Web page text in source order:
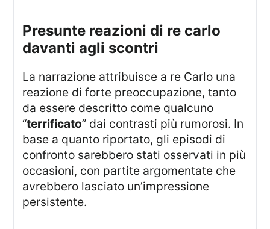
presunte reazioni di re carlo
davanti agli scontri
La narrazione attribuisce a re Carlo una
reazione di forte preoccupazione, tanto
da essere descritto come qualcuno
“terrificato” dai contrasti più rumorosi. In
base a quanto riportato, gli episodi di
confronto sarebbero stati osservati in più
occasioni, con partite argomentate che
avrebbero lasciato un’impressione
persistente.